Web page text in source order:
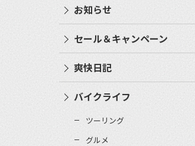
お知らせ
セール＆キャンペーン
爽快日記
バイクライフ
ツーリング
グルメ